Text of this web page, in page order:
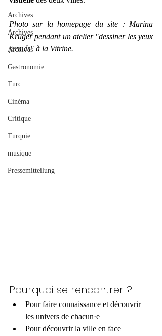
Archives
Archives
Archives
Gastronomie
Turc
Cinéma
Critique
Turquie
musique
Pressemitteilung
Photo sur la homepage du site : Marina
Kruger pendant un atelier "dessiner les yeux
fermés" à la Vitrine.
Pourquoi se rencontrer ?
Pour faire connaissance et découvrir
les univers de chacun·e
Pour découvrir la ville en face